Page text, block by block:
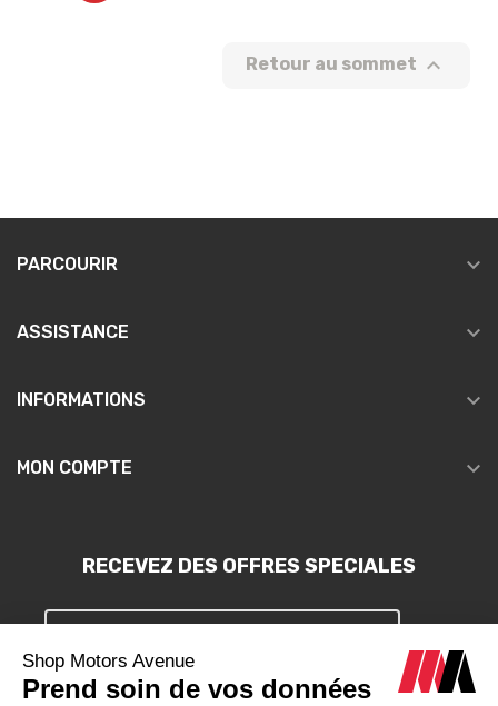
Retour au sommet 
PARCOURIR 
ASSISTANCE 
INFORMATIONS 
MON COMPTE 
RECEVEZ DES OFFRES SPECIALES